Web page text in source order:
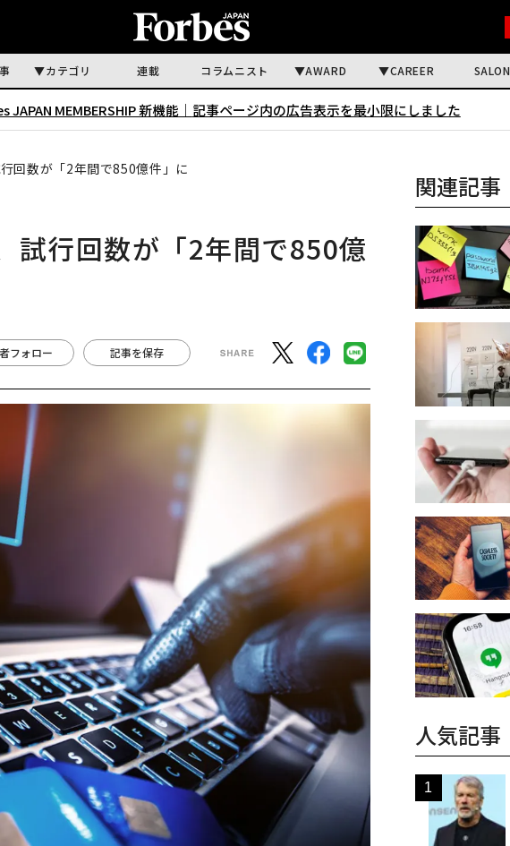
カテゴリ 連載 コラムニスト AWARD CAREER SALON
JAPAN MEMBERSHIP 新機能｜ 記事ページ内の広告表示を最小限にしました
回数が「2年間で850億件」に
試行回数が「2年間で850億
フォロー 記事を保存
関連記事
人気記事